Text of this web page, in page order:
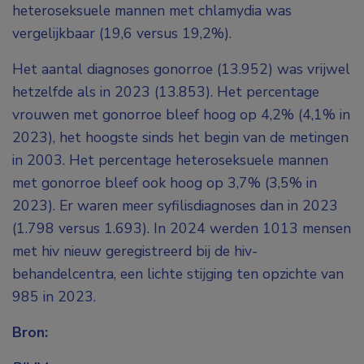
heteroseksuele mannen met chlamydia was
vergelijkbaar (19,6 versus 19,2%).
Het aantal diagnoses gonorroe (13.952) was vrijwel
hetzelfde als in 2023 (13.853). Het percentage
vrouwen met gonorroe bleef hoog op 4,2% (4,1% in
2023), het hoogste sinds het begin van de metingen
in 2003. Het percentage heteroseksuele mannen
met gonorroe bleef ook hoog op 3,7% (3,5% in
2023). Er waren meer syfilisdiagnoses dan in 2023
(1.798 versus 1.693). In 2024 werden 1013 mensen
met hiv nieuw geregistreerd bij de hiv-
behandelcentra, een lichte stijging ten opzichte van
985 in 2023.
Bron: